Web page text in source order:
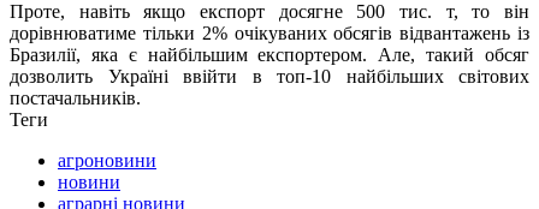
Проте, навіть якщо експорт досягне 500 тис. т, то він
дорівнюватиме тільки 2% очікуваних обсягів відвантажень із
Бразилії, яка є найбільшим експортером. Але, такий обсяг
дозволить Україні ввійти в топ-10 найбільших світових
постачальників.
Теги
агроновини
новини
аграрні новини